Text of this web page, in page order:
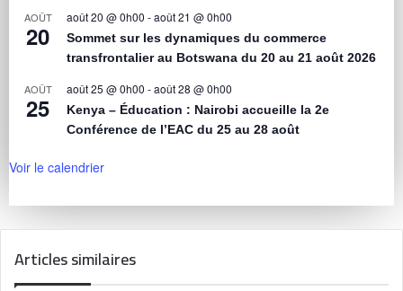
AOÛT
20
août 20 @ 0h00 -août 21 @ 0h00
Sommet sur les dynamiques du commerce
transfrontalier au Botswana du 20 au 21 août 2026
AOÛT
25
août 25 @ 0h00 -août 28 @ 0h00
Kenya – Éducation : Nairobi accueille la 2e
Conférence de l’EAC du 25 au 28 août
Voir le calendrier
Articles similaires